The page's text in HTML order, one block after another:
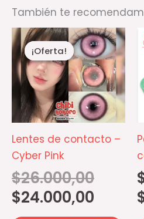
También te
¡Oferta!
¡Oferta!
Lentes de contacto –
Cyber Pink
$26.000,00
El
precio
original
era:
$24.000,00
El
precio
actual
es: